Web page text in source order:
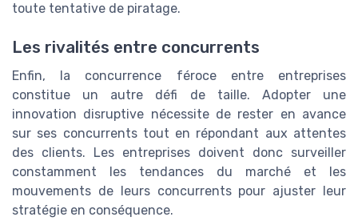
toute tentative de piratage.
Les rivalités entre concurrents
Enfin, la concurrence féroce entre entreprises
constitue un autre défi de taille. Adopter une
innovation disruptive nécessite de rester en avance
sur ses concurrents tout en répondant aux attentes
des clients. Les entreprises doivent donc surveiller
constamment les tendances du marché et les
mouvements de leurs concurrents pour ajuster leur
stratégie en conséquence.